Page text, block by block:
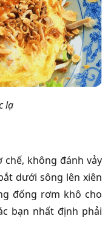
lạ
không đánh vảy
dưới sông lên xiên
đống rơm khô cho
bạn nhất định phải